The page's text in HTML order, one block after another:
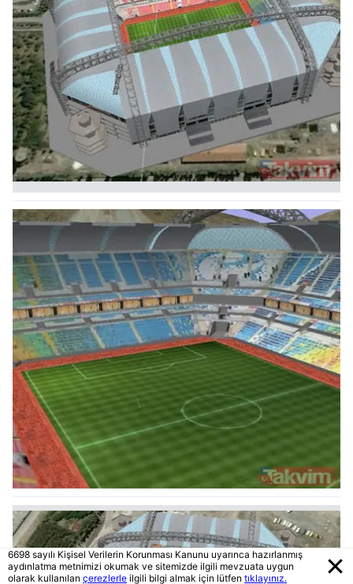
6698 sayılı Kişisel Verilerin Korunması Kanunu uyarınca hazırlanmış
aydınlatma metnimizi okumak ve sitemizde ilgili mevzuata uygun
olarak kullanılan çerezlerle ilgili bilgi almak için lütfen tıklayınız.